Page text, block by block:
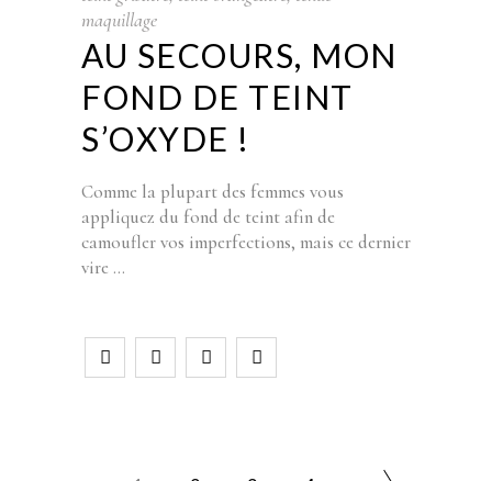
maquillage
AU SECOURS, MON
FOND DE TEINT
S’OXYDE !
Comme la plupart des femmes vous
appliquez du fond de teint afin de
camoufler vos imperfections, mais ce dernier
vire